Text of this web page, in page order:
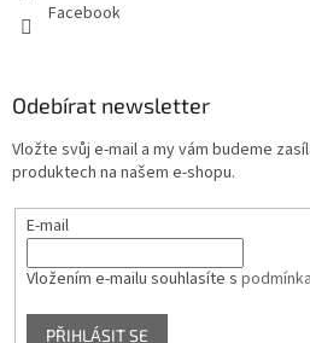
Facebook
Odebírat newsletter
Vložte svůj e-mail a my vám budeme
produktech na našem e-shopu.
E-mail
Vložením e-mailu souhlasíte s
PŘIHLÁSIT SE